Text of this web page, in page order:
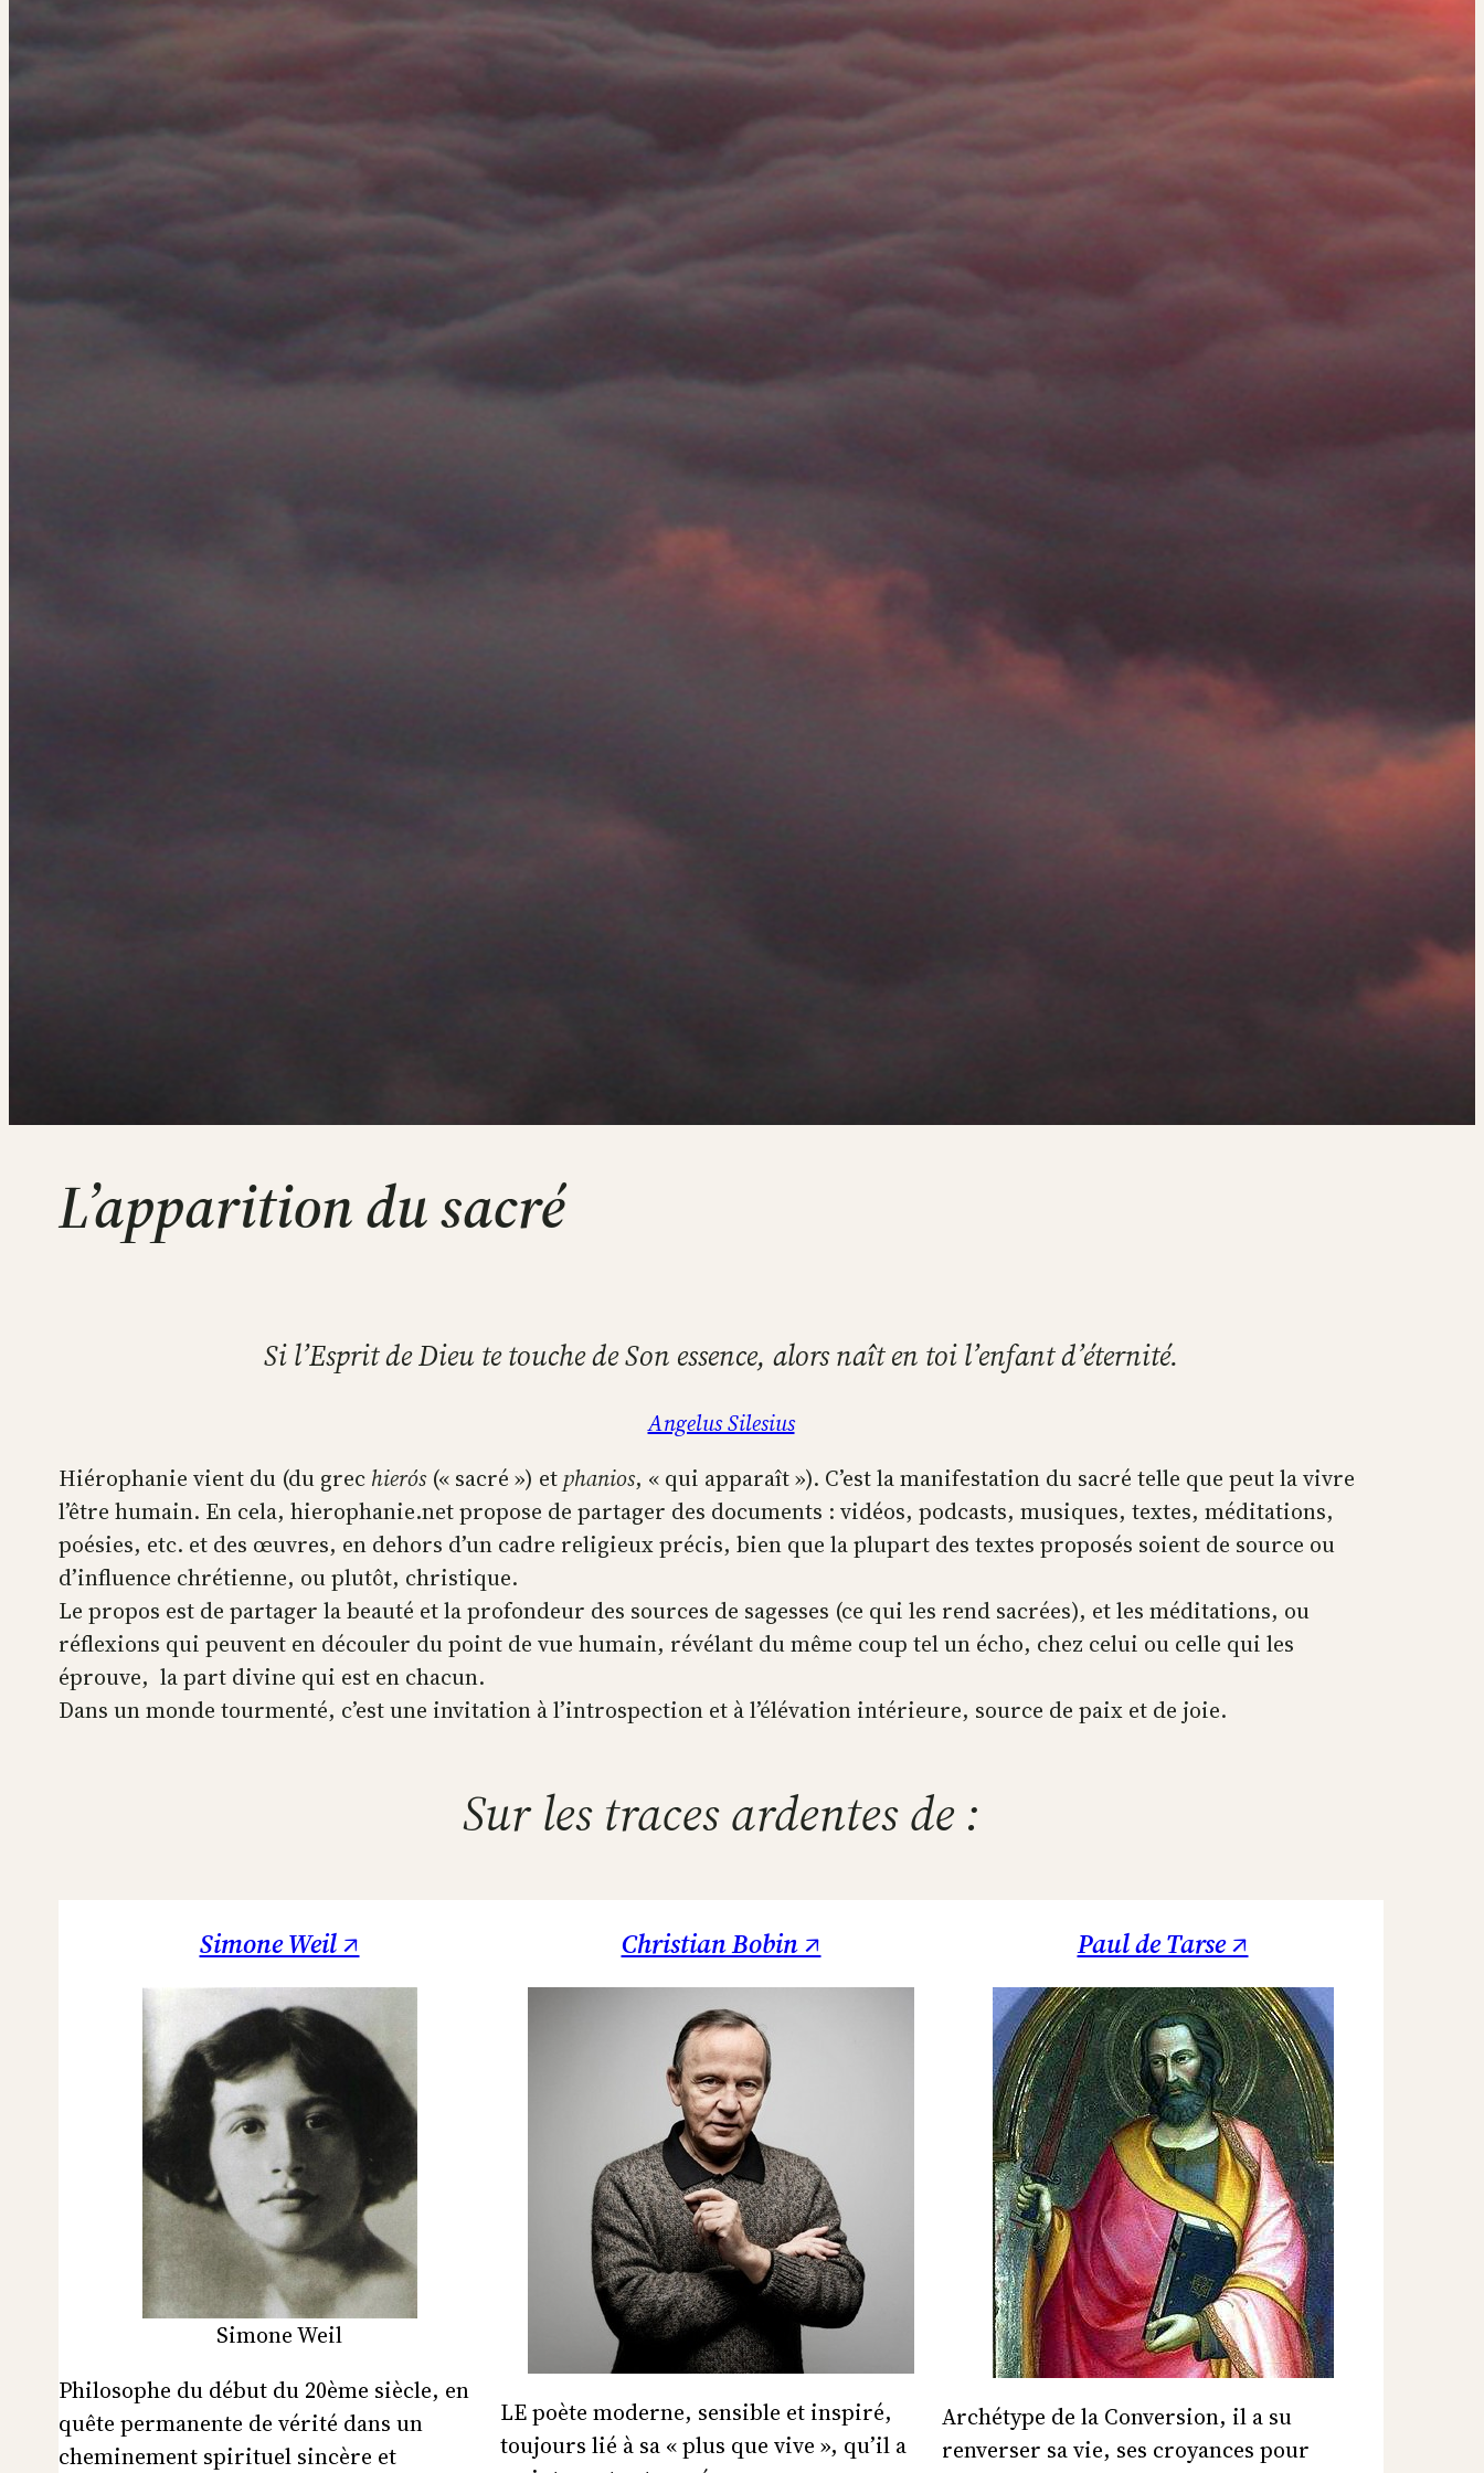
L’apparition du sacré
Si l’Esprit de Dieu te touche de Son essence, alors naît en toi l’enfant d’éternité.
Angelus Silesius
Hiérophanie vient du (du grec hierós(« sacré ») et phanios, « qui apparaît »). C’est la manifestation du sacré telle que peut la vivre
l’être humain. En cela, hierophanie.net propose de partager des documents : vidéos, podcasts, musiques, textes, méditations,
poésies, etc. et des œuvres, en dehors d’un cadre religieux précis, bien que la plupart des textes proposés soient de source ou
d’influence chrétienne, ou plutôt, christique.
Le propos est de partager la beauté et la profondeur des sources de sagesses (ce qui les rend sacrées), et les méditations, ou
réflexions qui peuvent en découler du point de vue humain, révélant du même coup tel un écho, chez celui ou celle qui les
éprouve, la part divine qui est en chacun.
Dans un monde tourmenté, c’est une invitation à l’introspection et à l’élévation intérieure, source de paix et de joie.
Sur les traces ardentes de :
Simone Weil ↗
Simone Weil
Philosophe du début du 20ème siècle, en
quête permanente de vérité dans un
cheminement spirituel sincère et
Christian Bobin ↗
LE poète moderne, sensible et inspiré,
toujours lié à sa « plus que vive », qu’il a
Paul de Tarse ↗
Archétype de la Conversion, il a su
renverser sa vie, ses croyances pour